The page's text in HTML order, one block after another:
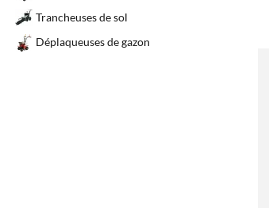
Trancheuses de sol
Déplaqueuses de gazon